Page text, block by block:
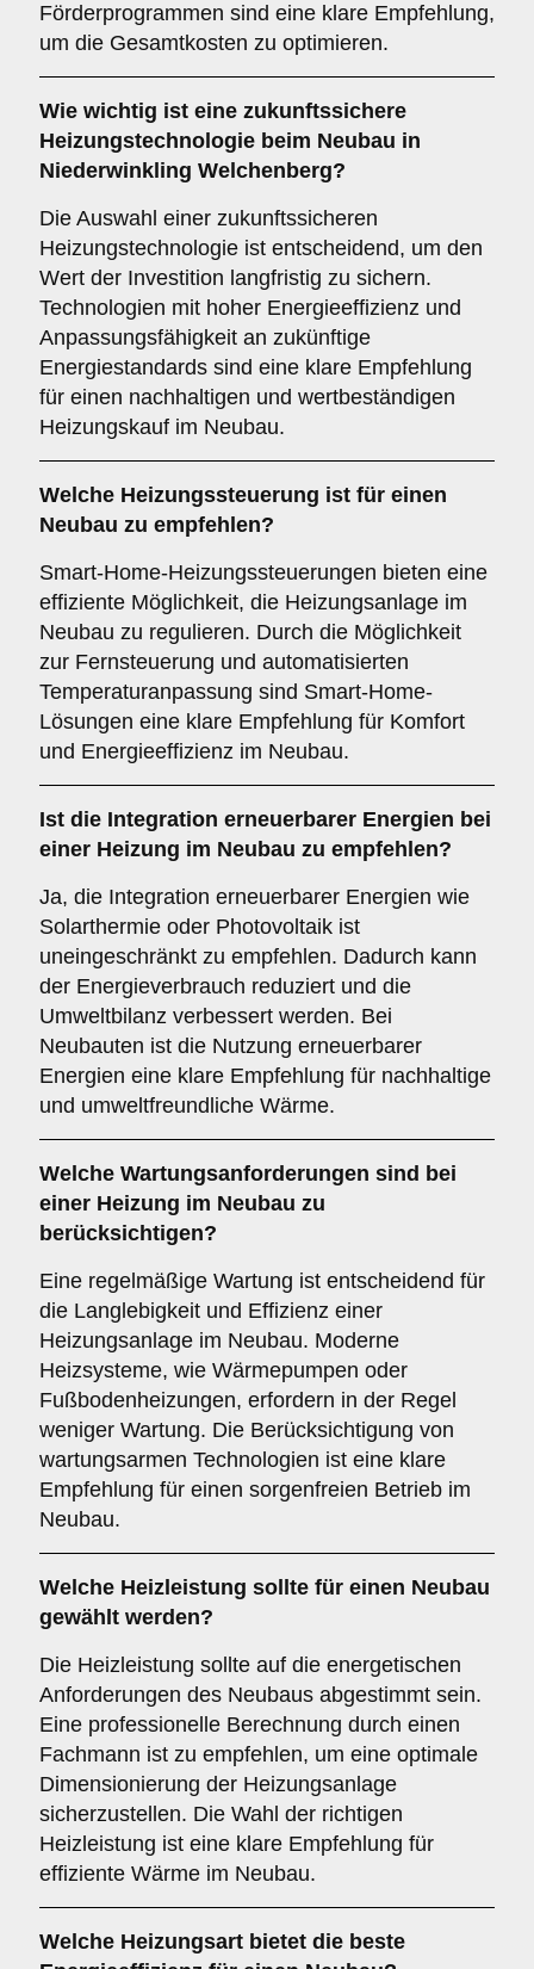
Förderprogrammen sind eine klare Empfehlung,
um die Gesamtkosten zu optimieren.
Wie wichtig ist eine zukunftssichere
Heizungstechnologie beim Neubau in
Niederwinkling Welchenberg?
Die Auswahl einer zukunftssicheren
Heizungstechnologie ist entscheidend, um den
Wert der Investition langfristig zu sichern.
Technologien mit hoher Energieeffizienz und
Anpassungsfähigkeit an zukünftige
Energiestandards sind eine klare Empfehlung
für einen nachhaltigen und wertbeständigen
Heizungskauf im Neubau.
Welche Heizungssteuerung ist für einen
Neubau zu empfehlen?
Smart-Home-Heizungssteuerungen bieten eine
effiziente Möglichkeit, die Heizungsanlage im
Neubau zu regulieren. Durch die Möglichkeit
zur Fernsteuerung und automatisierten
Temperaturanpassung sind Smart-Home-
Lösungen eine klare Empfehlung für Komfort
und Energieeffizienz im Neubau.
Ist die Integration erneuerbarer Energien bei
einer Heizung im Neubau zu empfehlen?
Ja, die Integration erneuerbarer Energien wie
Solarthermie oder Photovoltaik ist
uneingeschränkt zu empfehlen. Dadurch kann
der Energieverbrauch reduziert und die
Umweltbilanz verbessert werden. Bei
Neubauten ist die Nutzung erneuerbarer
Energien eine klare Empfehlung für nachhaltige
und umweltfreundliche Wärme.
Welche Wartungsanforderungen sind bei
einer Heizung im Neubau zu
berücksichtigen?
Eine regelmäßige Wartung ist entscheidend für
die Langlebigkeit und Effizienz einer
Heizungsanlage im Neubau. Moderne
Heizsysteme, wie Wärmepumpen oder
Fußbodenheizungen, erfordern in der Regel
weniger Wartung. Die Berücksichtigung von
wartungsarmen Technologien ist eine klare
Empfehlung für einen sorgenfreien Betrieb im
Neubau.
Welche Heizleistung sollte für einen Neubau
gewählt werden?
Die Heizleistung sollte auf die energetischen
Anforderungen des Neubaus abgestimmt sein.
Eine professionelle Berechnung durch einen
Fachmann ist zu empfehlen, um eine optimale
Dimensionierung der Heizungsanlage
sicherzustellen. Die Wahl der richtigen
Heizleistung ist eine klare Empfehlung für
effiziente Wärme im Neubau.
Welche Heizungsart bietet die beste